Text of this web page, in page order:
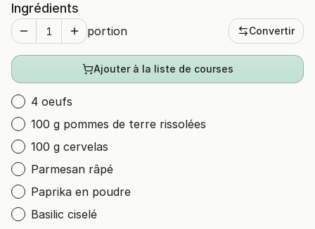
Ingrédients
portion Convertir
Ajouter à la liste de courses
4 oeufs
100 g pommes de terre rissolées
100 g cervelas
Parmesan râpé
Paprika en poudre
Basilic ciselé